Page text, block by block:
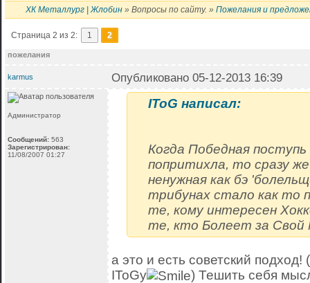
ХК Металлург | Жлобин » Вопросы по сайту. » Пожелания и
Страница 2 из 2: 1 2
пожелания
karmus Опубликовано 05-12-2013 16:39
Администратор
Сообщений: 563
Зарегистрирован:
11/08/2007 01:27
IToG написал:
Когда Победная
попритихла, то сразу
ненужная как бэ
трибунах стало как то
те, кому интересен
те, кто Болеет за Свой
а это и есть советский
IToGу
) Тешить себя